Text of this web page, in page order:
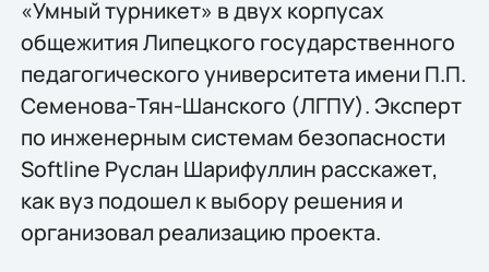
«Умный турникет» в двух корпусах
общежития Липецкого государственного
педагогического университета имени П.П.
Семенова-Тян-Шанского (ЛГПУ). Эксперт
по инженерным системам безопасности
Softline Руслан Шарифуллин расскажет,
как вуз подошел к выбору решения и
организовал реализацию проекта.